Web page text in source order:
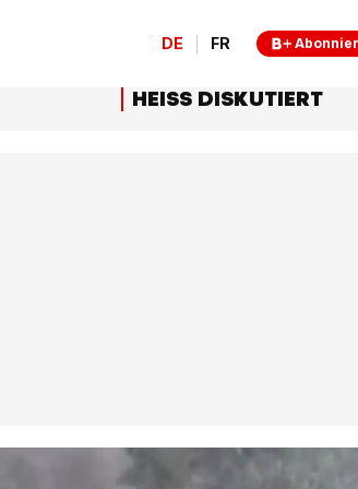
DE FR
HEISS DISKUTIERT